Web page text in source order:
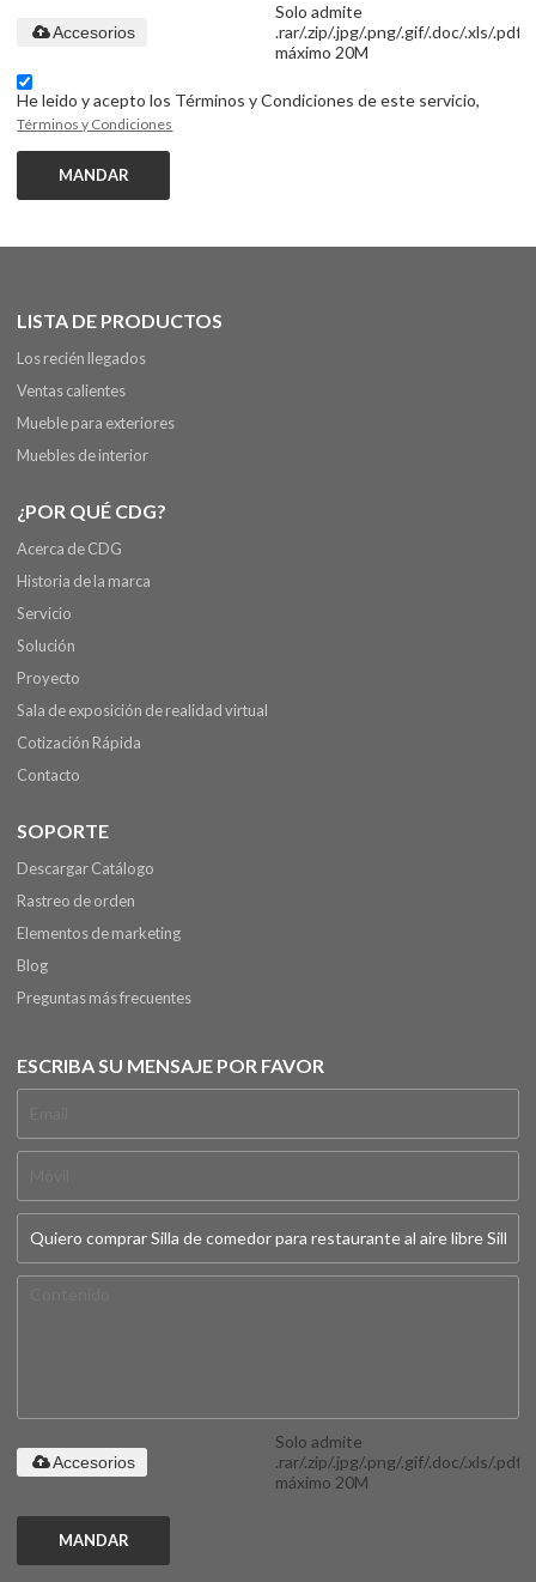
Solo admite
.rar/.zip/.jpg/.png/.gif/.doc/.xls/.pdf,
máximo 20M
Accesorios
He leido y acepto los Términos y Condiciones de este servicio,
Términos y Condiciones
MANDAR
LISTA DE PRODUCTOS
Los recién llegados
Ventas calientes
Mueble para exteriores
Muebles de interior
¿POR QUÉ CDG?
Acerca de CDG
Historia de la marca
Servicio
Solución
Proyecto
Sala de exposición de realidad virtual
Cotización Rápida
Contacto
SOPORTE
Descargar Catálogo
Rastreo de orden
Elementos de marketing
Blog
Preguntas más frecuentes
ESCRIBA SU MENSAJE POR FAVOR
Solo admite
.rar/.zip/.jpg/.png/.gif/.doc/.xls/.pdf,
máximo 20M
Accesorios
MANDAR